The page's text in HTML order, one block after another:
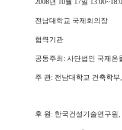
2008년 10월 17일
전남대학교 국제회의장
협력기관
공동주최: 사단법인 국제온
주 관: 전남대학교 건축학
후 원: 한국건설기술연구원